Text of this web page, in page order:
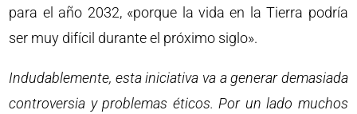
para el año 2032, «porque la vida en la Tierra podría
ser muy difícil durante el próximo siglo».
Indudablemente, esta iniciativa va a generar demasiada
controversia y problemas éticos. Por un lado muchos